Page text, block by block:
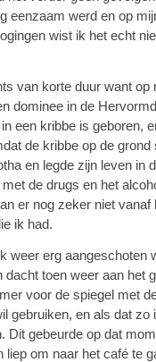
eenzaam werd en op
wist ik het echt
van korte duur want op
dominee in de
een kribbe is geboren,
de kribbe op de
en legde zijn leven in
de drugs en het
er nog zeker niet vanaf
ik had.
weer erg aangeschoten
dacht toen weer aan het
voor de spiegel met
gebruiken, en als dat zo
Dit gebeurde op dat
liep om naar het café te